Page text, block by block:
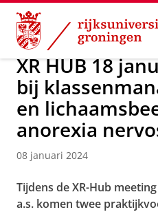
Skip
Content
Skip
Navigation
Over ons Actueel Nieuws
XR HUB 18
bij
en
anorexia
08 januari 2024
Tijdens de XR-Hub
a.s. komen twee